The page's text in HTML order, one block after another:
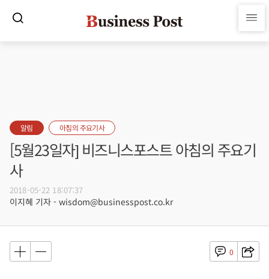
알림 아침의 주요기사
[5월23일자] 비즈니스포스트 아침의 주요기
사
2018-05-22 18:07:37
이지혜 기자 - wisdom@businesspost.co.kr
0